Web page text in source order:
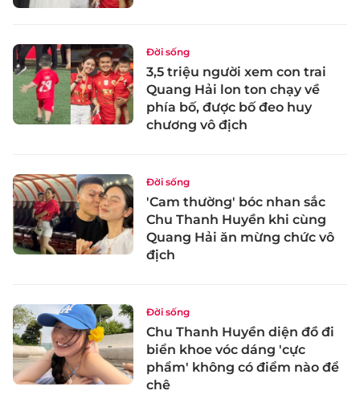
Đời sống
3,5 triệu người xem con trai
Quang Hải lon ton chạy về
phía bố, được bố đeo huy
chương vô địch
Đời sống
'Cam thường' bóc nhan sắc
Chu Thanh Huyền khi cùng
Quang Hải ăn mừng chức vô
địch
Đời sống
Chu Thanh Huyền diện đồ đi
biển khoe vóc dáng 'cực
phẩm' không có điểm nào để
chê